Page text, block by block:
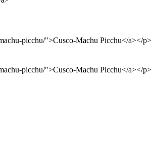
picchu/">Cusco-Machu Picchu</a></p>
picchu/">Cusco-Machu Picchu</a></p>